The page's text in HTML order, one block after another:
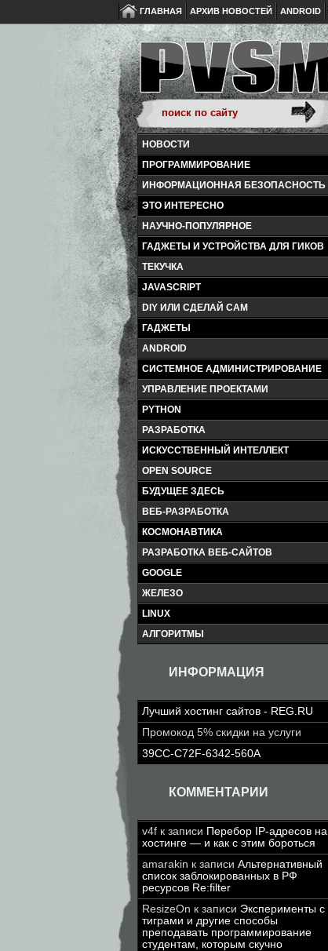
ГЛАВНАЯ АРХИВ НОВОСТЕЙ ANDROID
НОВОСТИ
ПРОГРАММИРОВАНИЕ
ИНФОРМАЦИОННАЯ БЕЗОПАСНОСТЬ
ЭТО ИНТЕРЕСНО
НАУЧНО-ПОПУЛЯРНОЕ
ГАДЖЕТЫ И УСТРОЙСТВА ДЛЯ ГИКОВ
ТЕКУЧКА
JAVASCRIPT
DIY ИЛИ СДЕЛАЙ САМ
ГАДЖЕТЫ
ANDROID
СИСТЕМНОЕ АДМИНИСТРИРОВАНИЕ
УПРАВЛЕНИЕ ПРОЕКТАМИ
PYTHON
РАЗРАБОТКА
ИСКУССТВЕННЫЙ ИНТЕЛЛЕКТ
OPEN SOURCE
БУДУЩЕЕ ЗДЕСЬ
ВЕБ-РАЗРАБОТКА
КОСМОНАВТИКА
РАЗРАБОТКА ВЕБ-САЙТОВ
GOOGLE
ЖЕЛЕЗО
LINUX
АЛГОРИТМЫ
ИНФОРМАЦИЯ
Лучший хостинг сайтов - REG.RU
Промокод 5% скидки на услуги
39CC-C72F-6342-560A
КОММЕНТАРИИ
v4f к записи Перебор IP-адресов на
хостинге — и как с этим бороться
amarakin к записи Альтернативный
список заблокированных в РФ
ресурсов Re:filter
ResizeOn к записи Эксперименты с
тиграми и другие способы
преподавать программирование
студентам, которым скучно